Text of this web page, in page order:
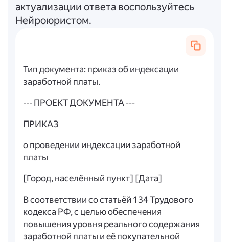
актуализации ответа воспользуйтесь
Нейроюристом.
Тип документа: приказ об индексации
заработной платы.
--- ПРОЕКТ ДОКУМЕНТА ---
ПРИКАЗ
о проведении индексации заработной
платы
[Город, населённый пункт] [Дата]
В соответствии со статьёй 134 Трудового
кодекса РФ, с целью обеспечения
повышения уровня реального содержания
заработной платы и её покупательной